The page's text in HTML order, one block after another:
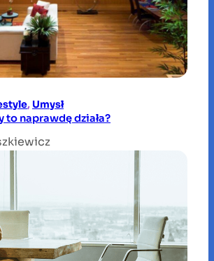
, Umysł
to naprawdę działa?